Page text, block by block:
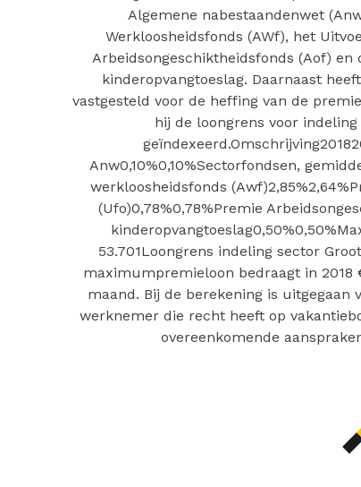
Algemene nabestaandenwet
Werkloosheidsfonds (AWf), het
Arbeidsongeschiktheidsfonds (Aof) en
kinderopvangtoeslag. Daarnaast
vastgesteld voor de heffing van de
hij de loongrens voor
Anw0,10%0,10%Sectorfondsen,
werkloosheidsfonds
(Ufo)0,78%0,78%Premie
53.701Loongrens indeling sector
maximumpremieloon bedraagt in 2018
maand. Bij de berekening is uitgegaan
werknemer die recht heeft op
overeenkomende